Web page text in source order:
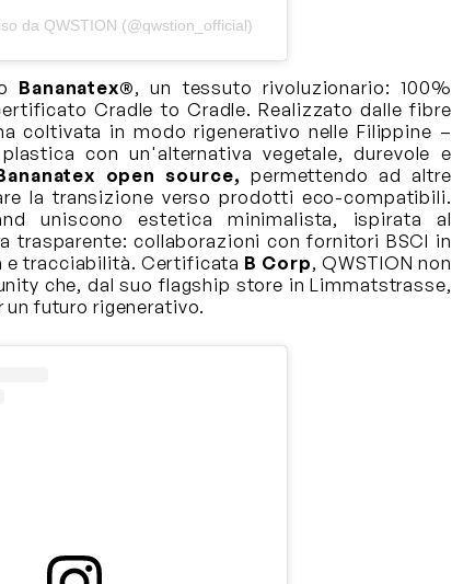
da QWSTION (@qwstion_official)
Bananatex®, un tessuto rivoluzionario: 100%
Cradle to Cradle. Realizzato dalle fibre
coltivata in modo rigenerativo nelle Filippine –
con un'alternativa vegetale, durevole e
open source, permettendo ad altre
la transizione verso prodotti eco-compatibili.
uniscono estetica minimalista, ispirata al
trasparente: collaborazioni con fornitori BSCI in
e tracciabilità. Certificata B Corp, QWSTION non
che, dal suo flagship store in Limmatstrasse,
futuro rigenerativo.